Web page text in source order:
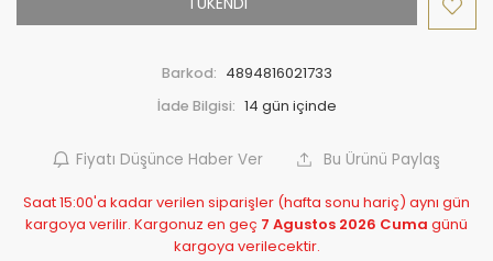
Barkod: 4894816021733
İade Bilgisi:
Fiyatı Düşünce Haber Ver Bu Ürünü Paylaş
Saat 15:00'a kadar verilen siparişler (hafta sonu hariç) aynı gün
kargoya verilir. Kargonuz en geç 7 Agustos 2026 Cuma günü
kargoya verilecektir.